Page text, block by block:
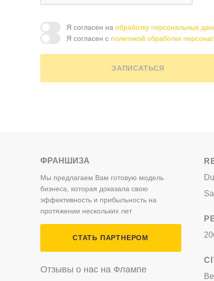
Я согласен на обработку персональных
Я согласен с политикой обработки
ЗАПИСАТЬСЯ
ФРАНШИЗА
Мы предлагаем Вам готовую модель
бизнеса, которая доказала свою
эффективность и прибыльность на
протяжении нескольких лет
СТАТЬ ПАРТНЕРОМ
Отзывы о нас на Флампе